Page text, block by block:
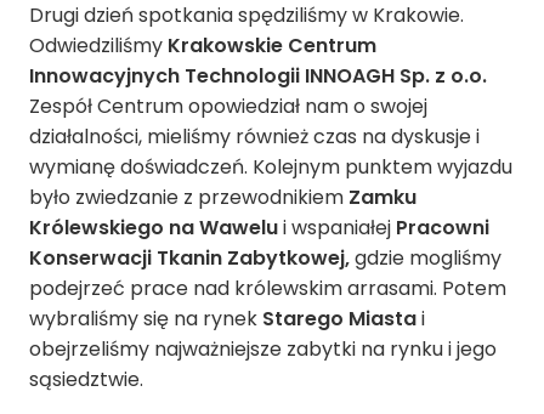
Drugi dzień spotkania spędziliśmy w Krakowie.
Odwiedziliśmy Krakowskie Centrum
Innowacyjnych Technologii INNOAGH Sp. z o.o.
Zespół Centrum opowiedział nam o swojej
działalności, mieliśmy również czas na dyskusje i
wymianę doświadczeń. Kolejnym punktem wyjazdu
było zwiedzanie z przewodnikiem Zamku
Królewskiego na Wawelui wspaniałej Pracowni
Konserwacji Tkanin Zabytkowej,gdzie mogliśmy
podejrzeć prace nad królewskim arrasami. Potem
wybraliśmy się na rynek Starego Miastai
obejrzeliśmy najważniejsze zabytki na rynku i jego
sąsiedztwie.